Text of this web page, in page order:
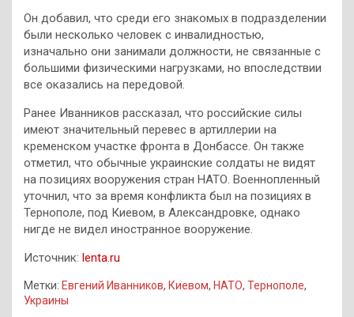
Он добавил, что среди его знакомых в подразделении
были несколько человек с инвалидностью,
изначально они занимали должности, не связанные с
большими физическими нагрузками, но впоследствии
все оказались на передовой.
Ранее Иванников рассказал, что российские силы
имеют значительный перевес в артиллерии на
кременском участке фронта в Донбассе. Он также
отметил, что обычные украинские солдаты не видят
на позициях вооружения стран НАТО. Военнопленный
уточнил, что за время конфликта был на позициях в
Тернополе, под Киевом, в Александровке, однако
нигде не видел иностранное вооружение.
Источник: lenta.ru
Метки: Евгений Иванников, Киевом, НАТО, Тернополе,
Украины